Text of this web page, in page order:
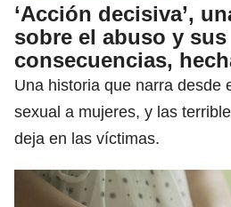
‘Acción decisiva’,
sobre el abuso y sus
consecuencias,
Una historia que narra desde
sexual a mujeres, y las
deja en las víctimas.